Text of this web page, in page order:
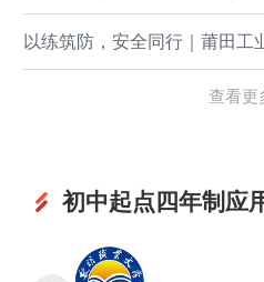
查看更
初中起点四年制应